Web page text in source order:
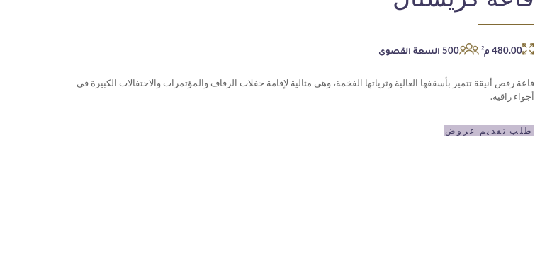
480.00 م² | 500 السعة القصوى
قاعة رقص أنيقة تتميز بأسقفها العالية وثرياتها الفخمة، وهي مثالية لإقامة حفلات الزفاف والمؤتمرات والاحتفالات الكبيرة في
أجواء راقية.
طلب تقديم عروض